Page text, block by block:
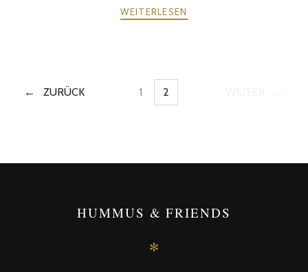
WEITERLESEN
ZURÜCK SEITEN
1 2
HUMMUS & FRIENDS
✻